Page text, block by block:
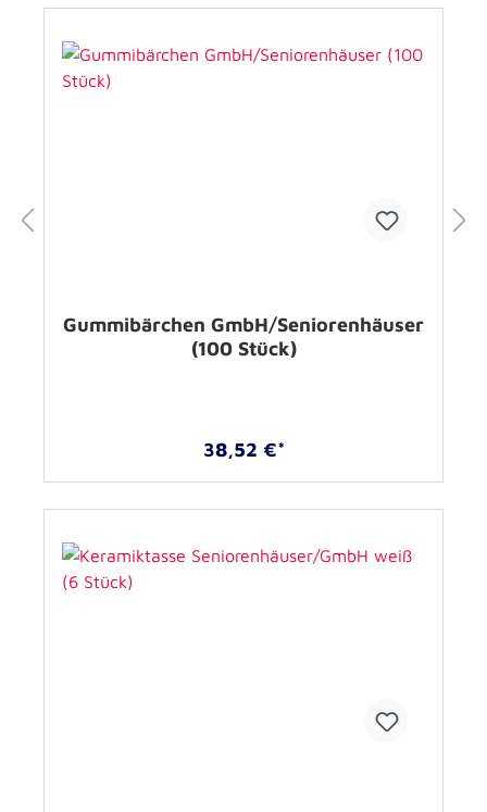
Gummibärchen GmbH/Seniorenhäuser
(100 Stück)
38,52 €*